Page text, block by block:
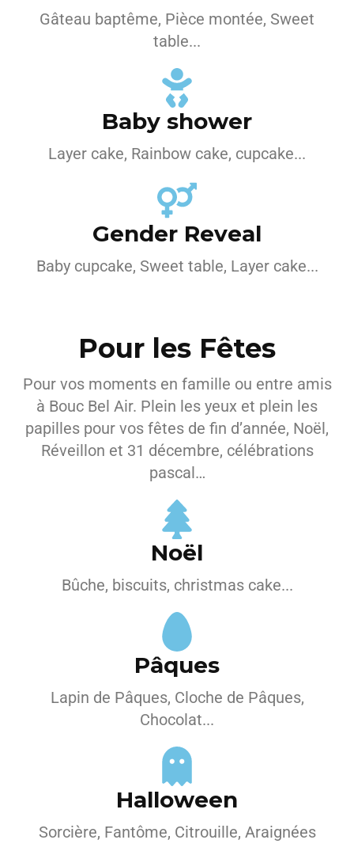
Gâteau baptême, Pièce montée, Sweet
table...
Baby shower
Layer cake, Rainbow cake, cupcake...
Gender Reveal
Baby cupcake, Sweet table, Layer cake...
Pour les Fêtes
Pour vos moments en famille ou entre amis
à Bouc Bel Air. Plein les yeux et plein les
papilles pour vos fêtes de fin d’année, Noël,
Réveillon et 31 décembre, célébrations
pascal…
Noël
Bûche, biscuits, christmas cake...
Pâques
Lapin de Pâques, Cloche de Pâques,
Chocolat...
Halloween
Sorcière, Fantôme, Citrouille, Araignées